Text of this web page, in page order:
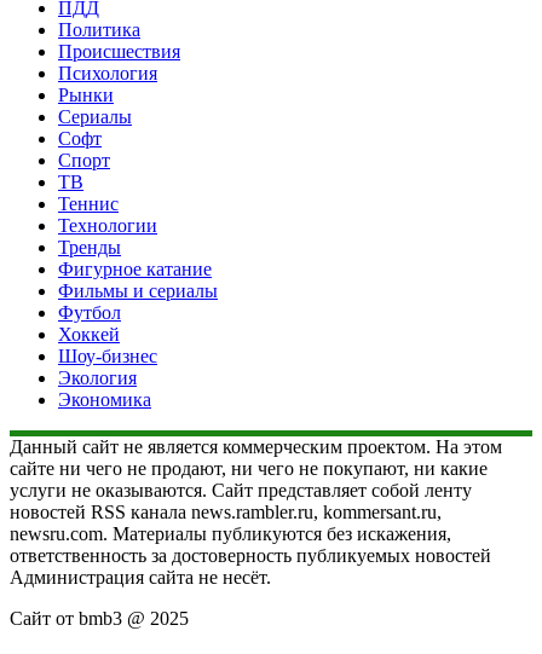
ПДД
Политика
Происшествия
Психология
Рынки
Сериалы
Софт
Спорт
ТВ
Теннис
Технологии
Тренды
Фигурное катание
Фильмы и сериалы
Футбол
Хоккей
Шоу-бизнес
Экология
Экономика
Данный сайт не является коммерческим проектом. На этом
сайте ни чего не продают, ни чего не покупают, ни какие
услуги не оказываются. Сайт представляет собой ленту
новостей RSS канала news.rambler.ru, kommersant.ru,
newsru.com. Материалы публикуются без искажения,
ответственность за достоверность публикуемых новостей
Администрация сайта не несёт.
Сайт от bmb3 @ 2025